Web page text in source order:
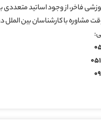
فاخر، از وجود اساتید
مشاوره با کارشناسان بین الملل